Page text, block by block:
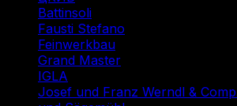
Battinsoli
Fausti Stefano
Feinwerkbau
Grand Master
IGLA
Josef und Franz Werndl &